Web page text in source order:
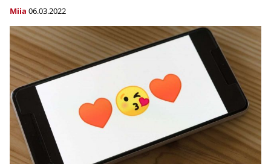
Miia 06.03.2022